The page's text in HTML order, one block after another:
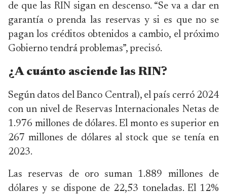
de que las RIN sigan en descenso. “Se va a dar en
garantía o prenda las reservas y si es que no se
pagan los créditos obtenidos a cambio, el próximo
Gobierno tendrá problemas”, precisó.
¿A cuánto asciende las RIN?
Según datos del Banco Central), el país cerró 2024
con un nivel de Reservas Internacionales Netas de
1.976 millones de dólares. El monto es superior en
267 millones de dólares al stock que se tenía en
2023.
Las reservas de oro suman 1.889 millones de
dólares y se dispone de 22,53 toneladas. El 12%